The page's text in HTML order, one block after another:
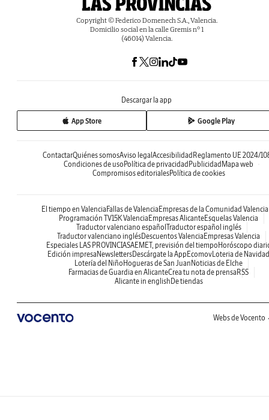
Copyright © Federico Domenech S.A., Valencia.
Domicilio social en la calle Gremis nº 1
(46014) Valencia.
Descargar la app
App Store Google Play
ContactarQuiénes somosAviso legal Accesibilidad Reglamento UE 2024/
Condiciones de uso Política de privacidad Publicidad Mapa web
Compromisos editorialesPolítica de cookies
El tiempo en Valencia Fallas de Valencia Empresas de la Comunidad
Programación TV15K Valencia Empresas AlicanteEsquelas Valencia
Traductor valenciano español Traductor español inglés
Traductor valenciano inglésDescuentos Valencia Empresas Valencia
Especiales LAS PROVINCIASAEMET, previsión del tiempo Horóscopo
Edición impresa NewslettersDescárgate la App EcomovLoteria de Navidad
Lotería del Niño Hogueras de San Juan Noticias de Elche
Farmacias de Guardia en AlicanteCrea tu nota de prensa RSS
Alicante in english De tiendas
Webs de Vocento